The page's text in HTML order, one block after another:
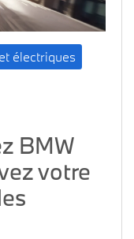
électriques
BMW
votre